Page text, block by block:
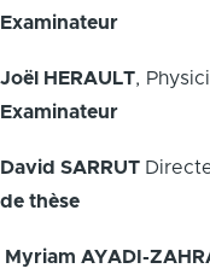
Examinateur
Joël HERAULT,
Examinateur
David SARRUT
de thèse
Myriam AYADI-